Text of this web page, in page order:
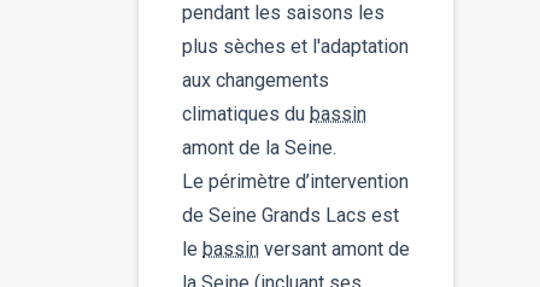
pendant les saisons les
plus sèches et l'adaptation
aux changements
climatiques du bassin
amont de la Seine.
Le périmètre d’intervention
de Seine Grands Lacs est
le bassin versant amont de